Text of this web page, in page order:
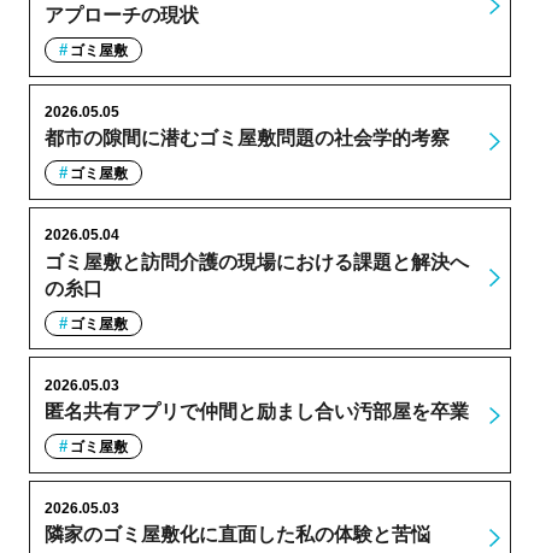
アプローチの現状
ゴミ屋敷
都市の隙間に潜むゴミ屋敷問題の社会学的考察
2026.05.05
ゴミ屋敷
ゴミ屋敷と訪問介護の現場における課題と解決へ
の糸口
2026.05.04
ゴミ屋敷
匿名共有アプリで仲間と励まし合い汚部屋を卒業
2026.05.03
ゴミ屋敷
隣家のゴミ屋敷化に直面した私の体験と苦悩
2026.05.03